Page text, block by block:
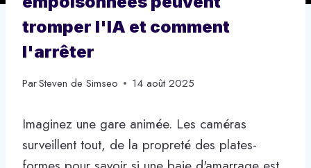
tromper l'IA et comment
l'arrêter
ParSteven de Simseo 14 août 2025
Imaginez une gare animée. Les caméras
surveillent tout, de la propreté des plates-